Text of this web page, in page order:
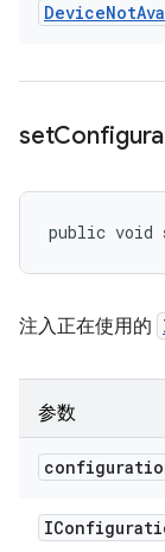
DeviceNot
set
public void
注入正在使用的
参数